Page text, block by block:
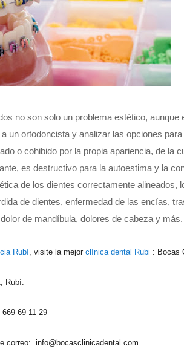
no son solo un problema estético, aunque
un ortodoncista y analizar las opciones para
o cohibido por la propia apariencia, de la
es destructivo para la autoestima y la
de los dientes correctamente alineados,
de dientes, enfermedad de las encías,
de mandíbula, dolores de cabeza y más.
Rubí, visite la mejor clínica dental Rubi : Bocas
Rubí.
69 11 29
correo: info@bocasclinicadental.com